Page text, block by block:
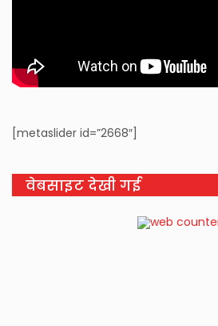
[metaslider id=”2668″]
वेबसाइट देखी गई